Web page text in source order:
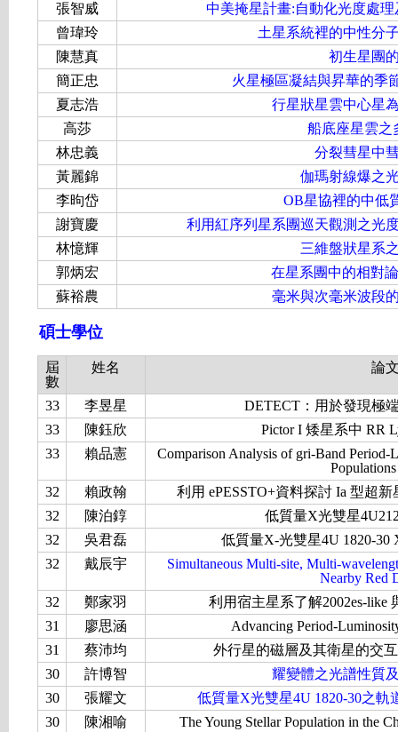
張智威
中美掩星計畫:自動化光度處
曾瑋玲
土星系統裡的中性分
陳慧真
初生星團
簡正忠
火星極區凝結與昇華的季
夏志浩
行星狀星雲中心星
高莎
船底座星雲之
林忠義
分裂彗星中
黃麗錦
伽瑪射線爆之
李昫岱
OB星協裡的中低
謝寶慶
利用紅序列星系團巡天觀測之光
林憶輝
三維盤狀星系
郭炳宏
在星系團中的相對
蘇裕農
毫米與次毫米波段
碩士學位
屆
數
姓名 論
33 李昱星
DETECT：用於發現極
33
陳鈺欣
Pictor I 矮星系中 RR
33
賴品憲
Comparison Analysis of gri-Band
32
賴政翰
利用 ePESSTO+資料探討 Ia 型超
32
陳泊錞
低質量X光雙星
32
吳君磊
低質量X-光雙星4U 1820-
32
戴辰宇
Simultaneous Multi-site, Multi-
Nearby Red
32
鄭家羽
利用宿主星系了解2002es-like
31
廖思涵
Advancing Period-
31
蔡沛均
外行星的磁層及其衛星的交
30
許博智
耀變體之光譜性質
30
張耀文
低質量X光雙星4U 1820-30之
30
陳湘喻
The Young Stellar Population in the